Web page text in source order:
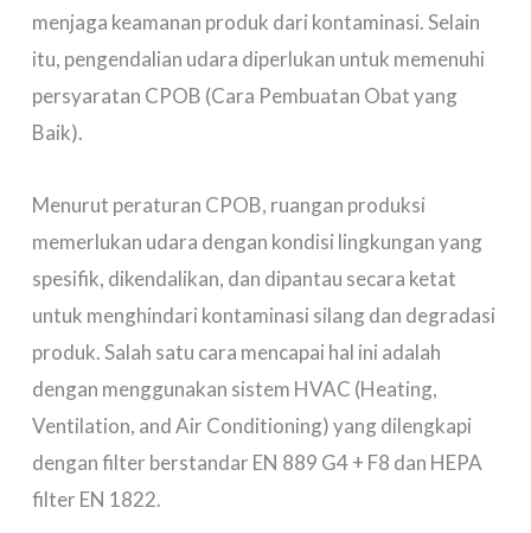
menjaga keamanan produk dari kontaminasi. Selain
itu, pengendalian udara diperlukan untuk memenuhi
persyaratan CPOB (Cara Pembuatan Obat yang
Baik).
Menurut peraturan CPOB, ruangan produksi
memerlukan udara dengan kondisi lingkungan yang
spesifik, dikendalikan, dan dipantau secara ketat
untuk menghindari kontaminasi silang dan degradasi
produk. Salah satu cara mencapai hal ini adalah
dengan menggunakan sistem HVAC (Heating,
Ventilation, and Air Conditioning) yang dilengkapi
dengan filter berstandar EN 889 G4 + F8 dan HEPA
filter EN 1822.